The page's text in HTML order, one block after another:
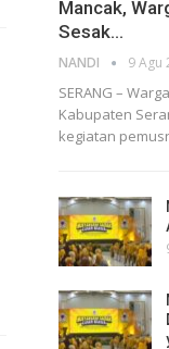
Mancak,
Sesak…
NANDI 9 Agu
SERANG –
Kabupaten
kegiatan